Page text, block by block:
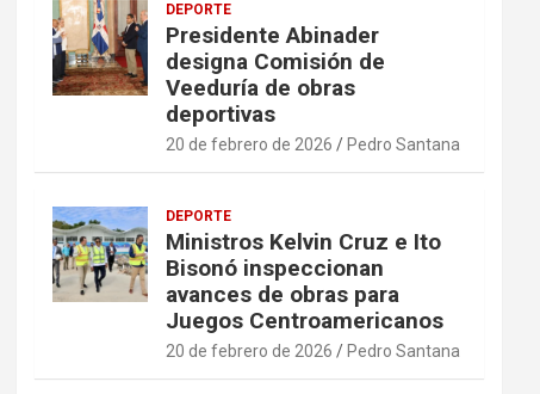
DEPORTE
Presidente Abinader
designa Comisión de
Veeduría de obras
deportivas
20 de febrero de 2026 Pedro Santana
DEPORTE
Ministros Kelvin Cruz e Ito
Bisonó inspeccionan
avances de obras para
Juegos Centroamericanos
20 de febrero de 2026 Pedro Santana